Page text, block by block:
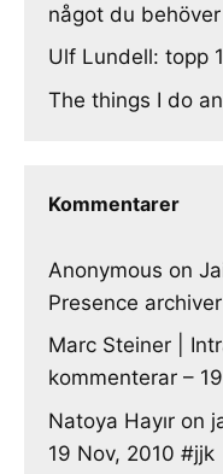
något du
Ulf Lundell: topp
The things I do
Kommentarer
Anonymous on
Presence archiver
Marc Steiner |
kommenterar –
Natoya Hayır on
19 Nov, 2010 #jjk